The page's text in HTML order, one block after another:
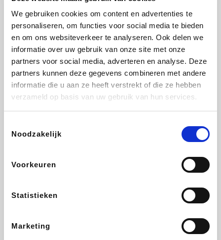
We gebruiken cookies om content en advertenties te
personaliseren, om functies voor social media te bieden
en om ons websiteverkeer te analyseren. Ook delen we
informatie over uw gebruik van onze site met onze
partners voor social media, adverteren en analyse. Deze
partners kunnen deze gegevens combineren met andere
informatie die u aan ze heeft verstrekt of die ze hebben
verzameld op basis van uw gebruik van hun services.
Noodzakelijk
Voorkeuren
Statistieken
Marketing
Lampenlicht.be De Online Drogist Hotels.com Adidas
DectDirect
Brussels Airlines
EuroGifts Get Your Guide